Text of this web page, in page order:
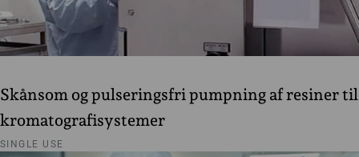
Skånsom og pulseringsfri pumpning af resiner til
kromatografisystemer
SINGLE USE